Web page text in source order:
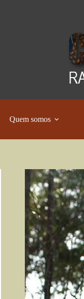
Quem somos